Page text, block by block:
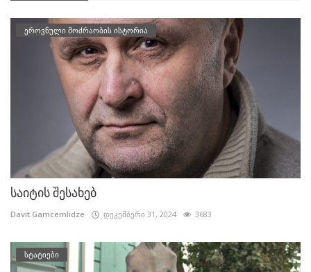
ეროვნული მოძრაობის ისტორია
საიტის შესახებ
Davit.Gamcemlidze დეკემბერი 31, 2024 3683
სტატიები